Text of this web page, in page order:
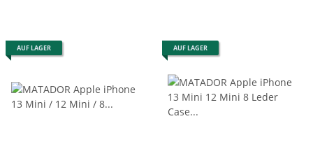
AUF LAGER AUF LAGER